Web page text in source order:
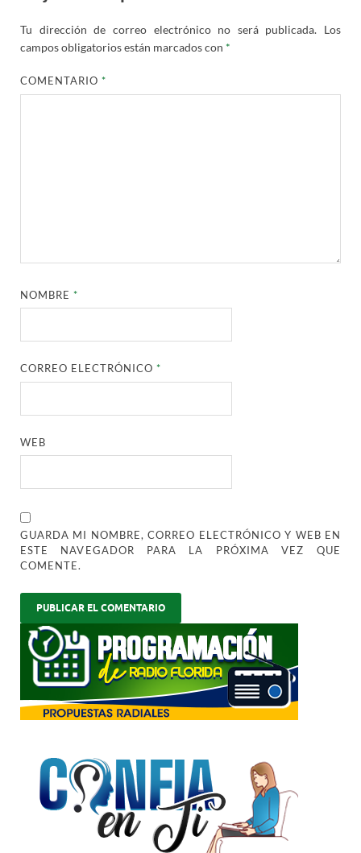
Tu dirección de correo electrónico no será publicada. Los
campos obligatorios están marcados con *
COMENTARIO*
NOMBRE*
CORREO ELECTRÓNICO*
WEB
GUARDA MI NOMBRE, CORREO ELECTRÓNICO Y WEB EN
ESTE NAVEGADOR PARA LA PRÓXIMA VEZ QUE
COMENTE.